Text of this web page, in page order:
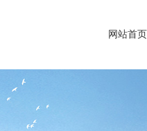
网站首页